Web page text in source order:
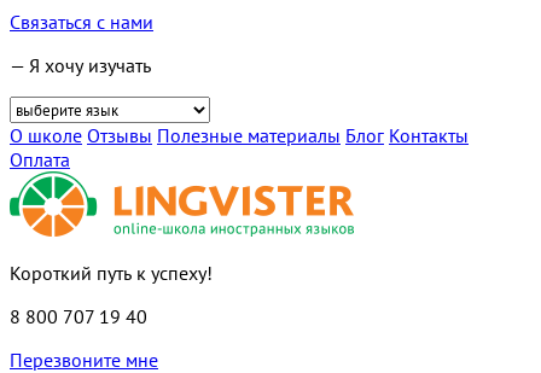
Связаться с нами
— Я хочу изучать
О школе Отзывы Полезные материалы Блог Контакты
Оплата
Короткий путь к успеху!
8 800 707 19 40
Перезвоните мне